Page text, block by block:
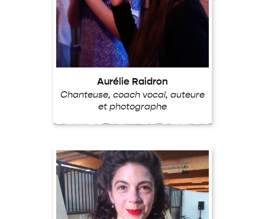
Aurélie Raidron
Chanteuse, coach vocal, auteure
et photographe